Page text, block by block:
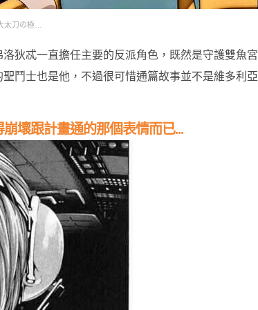
太刀の極…
狄忒一直擔任主要的反派角色，既然是守護雙魚宮
鬥士也是他，不過很可惜通篇故事並不是維多利亞
壞跟計畫通的那個表情而已...